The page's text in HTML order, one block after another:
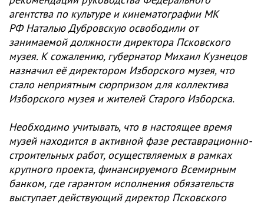
агентства по культуре и кинематографии МК
РФ Наталью Дубровскую освободили от
занимаемой должности директора Псковского
музея. К сожалению, губернатор Михаил Кузнецов
назначил её директором Изборского музея, что
стало неприятным сюрпризом для коллектива
Изборского музея и жителей Старого Изборска.
Необходимо учитывать, что в настоящее время
музей находится в активной фазе реставрационно-
строительных работ, осуществляемых в рамках
крупного проекта, финансируемого Всемирным
банком, где гарантом исполнения обязательств
выступает действующий директор Псковского